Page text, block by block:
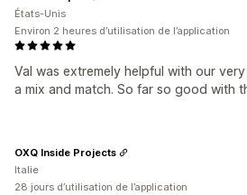
Val was extremely helpful with our
a mix and match. So far so good with
États-Unis
Environ 2 heures d’utilisation de l’application
OXQ Inside Projects
Italie
28 jours d’utilisation de l’application